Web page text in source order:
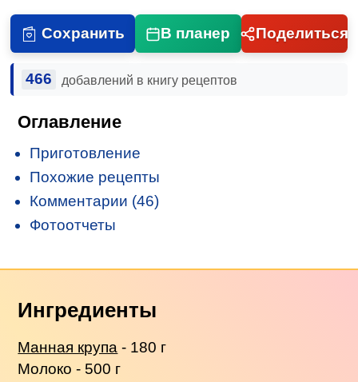
Сохранить В планер Поделиться
466 добавлений в книгу рецептов
Оглавление
Приготовление
Похожие рецепты
Комментарии (46)
Фотоотчеты
Ингредиенты
Манная крупа - 180 г
Молоко - 500 г